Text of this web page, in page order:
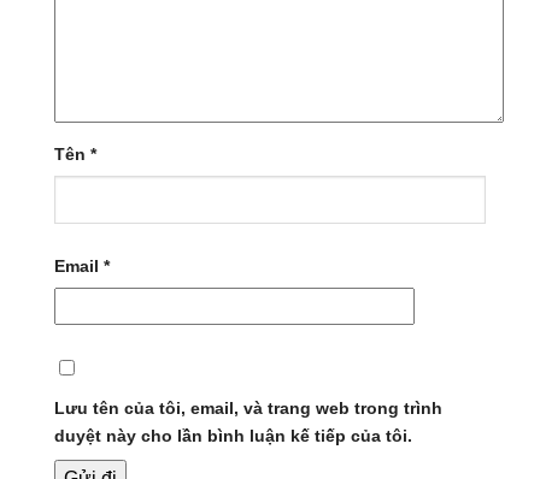
Tên *
Email *
Lưu tên của tôi, email, và trang web trong trình
duyệt này cho lần bình luận kế tiếp của tôi.